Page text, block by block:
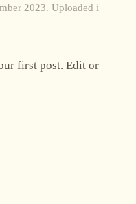
2023. Uploaded i
first post. Edit or